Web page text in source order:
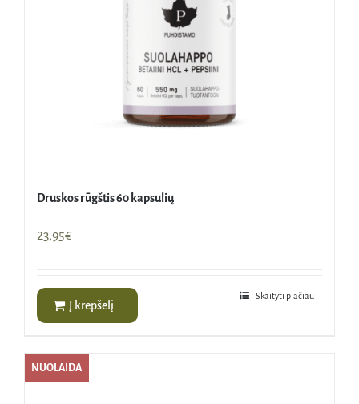
Druskos rūgštis 60 kapsulių
23,95€
Į krepšelį
Skaityti plačiau
NUOLAIDA